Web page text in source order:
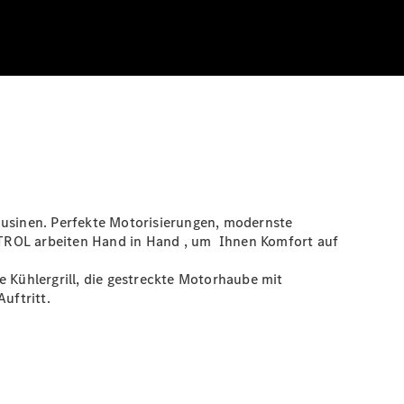
Perfekte Motorisierungen, modernste
arbeiten Hand in Hand , um Ihnen Komfort auf
Kühlergrill, die gestreckte Motorhaube mit